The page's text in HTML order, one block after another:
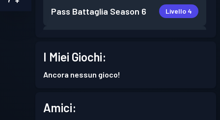
Pass Battaglia Season 6 Livello 4
Pass Battaglia Season 4
I Miei Giochi:
Ancora nessun gioco!
Amici: